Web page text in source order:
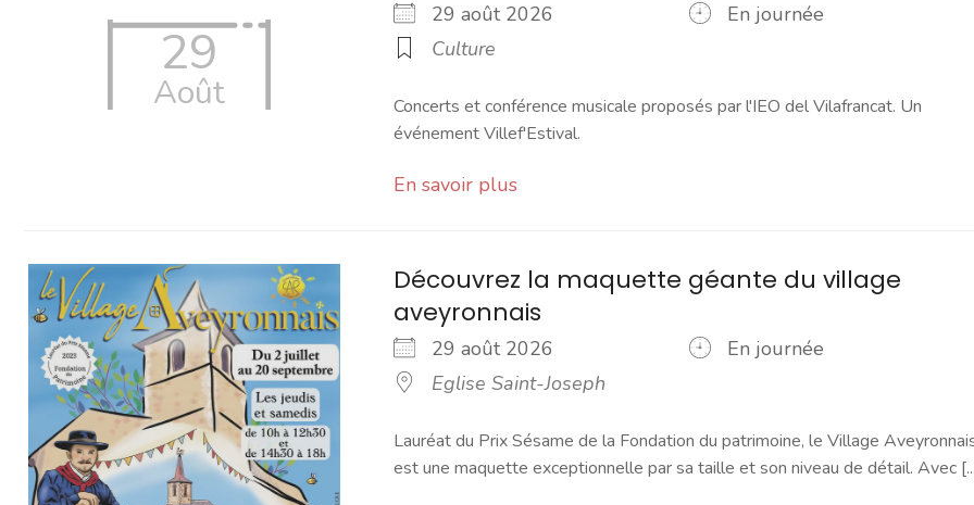
29
Août
29 août 2026
En journée
Culture
Concerts et conférence musicale proposés par l'IEO del Vilafrancat. Un
événement Villef'Estival.
En savoir plus
Découvrez la maquette géante du village
aveyronnais
29 août 2026
En journée
Eglise Saint-Joseph
Lauréat du Prix Sésame de la Fondation du patrimoine, le Village
est une maquette exceptionnelle par sa taille et son niveau de détail. Avec